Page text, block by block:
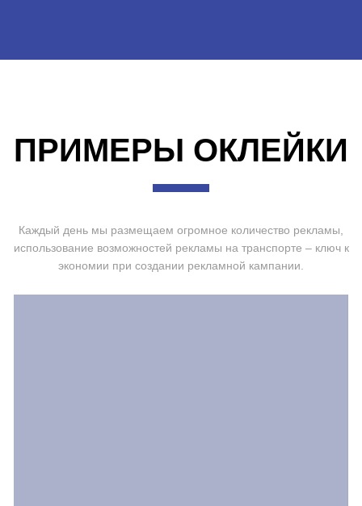
ПРИМЕРЫ ОКЛЕЙКИ
Каждый день мы размещаем огромное количество рекламы,
использование возможностей рекламы на транспорте – ключ к
экономии при создании рекламной кампании.